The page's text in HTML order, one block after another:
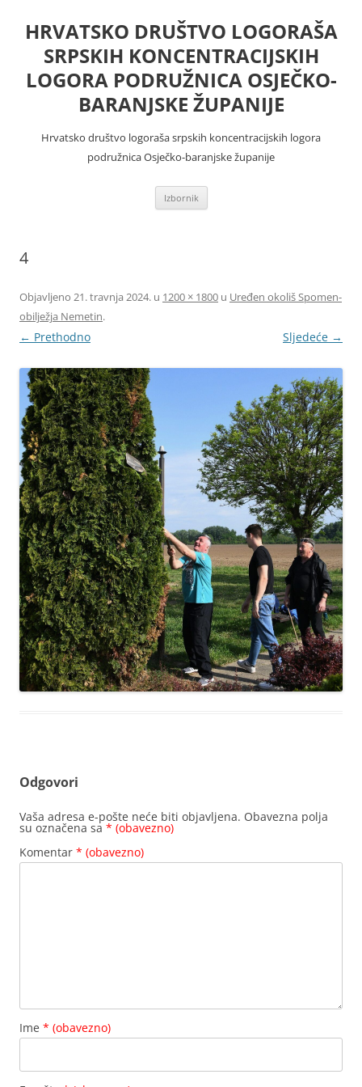
sadržaja
HRVATSKO DRUŠTVO LOGORAŠA
SRPSKIH KONCENTRACIJSKIH
LOGORA PODRUŽNICA OSJEČKO-
BARANJSKE ŽUPANIJE
Hrvatsko društvo logoraša srpskih koncentracijskih logora
podružnica Osječko-baranjske županije
Izbornik
4
Objavljeno 21. travnja 2024. u 1200 × 1800 u Uređen okoliš Spomen-
obilježja Nemetin.
← Prethodno Sljedeće →
Odgovori
Vaša adresa e-pošte neće biti objavljena. Obavezna polja
su označena sa * (obavezno)
Komentar * (obavezno)
Ime * (obavezno)